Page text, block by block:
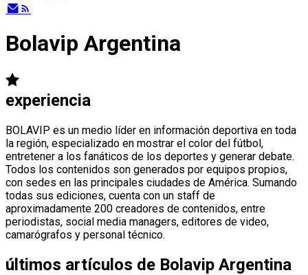
Bolavip Argentina
experiencia
BOLAVIP es un medio líder en información deportiva en toda
la región, especializado en mostrar el color del fútbol,
entretener a los fanáticos de los deportes y generar debate.
Todos los contenidos son generados por equipos propios,
con sedes en las principales ciudades de América. Sumando
todas sus ediciones, cuenta con un staff de
aproximadamente 200 creadores de contenidos, entre
periodistas, social media managers, editores de video,
camarógrafos y personal técnico.
últimos artículos de Bolavip Argentina